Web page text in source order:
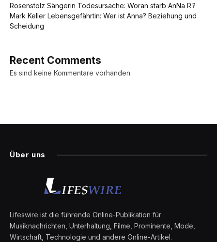
Rosenstolz Sängerin Todesursache: Woran starb AnNa R.?
Mark Keller Lebensgefährtin: Wer ist Anna? Beziehung und
Scheidung
Recent Comments
Es sind keine Kommentare vorhanden.
Über uns
Lifeswire ist die führende Online-Publikation für
Musiknachrichten, Unterhaltung, Filme, Prominente, Mode,
Wirtschaft, Technologie und andere Online-Artikel.